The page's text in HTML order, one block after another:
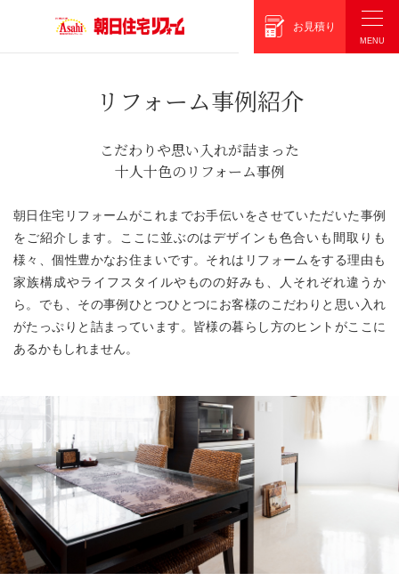
お見積り
リフォーム事例紹介
こだわりや思い入れが詰まった
十人十色のリフォーム事例
朝日住宅リフォームがこれまでお手伝いをさせていただいた事例
をご紹介します。ここに並ぶのはデザインも色合いも間取りも
様々、個性豊かなお住まいです。それはリフォームをする理由も
家族構成やライフスタイルやものの好みも、人それぞれ違うか
ら。でも、その事例ひとつひとつにお客様のこだわりと思い入れ
がたっぷりと詰まっています。皆様の暮らし方のヒントがここに
あるかもしれません。